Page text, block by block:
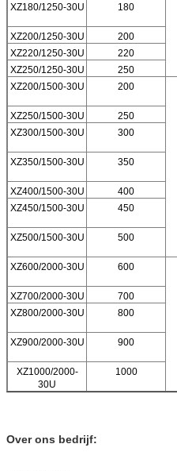
XZ180/1250-30U
180
XZ200/1250-30U 200
XZ220/1250-30U
220
XZ250/1250-30U
250
XZ200/1500-30U
200
XZ250/1500-30U 250
XZ300/1500-30U
300
XZ350/1500-30U 350
XZ400/1500-30U 400
XZ450/1500-30U
450
XZ500/1500-30U 500
XZ600/2000-30U 600
XZ700/2000-30U 700
XZ800/2000-30U
800
XZ900/2000-30U 900
XZ1000/2000-
30U
1000
Over ons bedrijf: